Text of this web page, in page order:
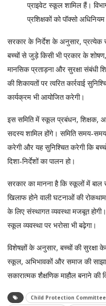
प्राइवेट स्कूल शामिल हैं।
प्रशिक्षकों को पॉक्सो
सरकार के निर्देश के अनुसार, प्रत्येक
बच्चों से जुड़े किसी भी प्रकार के
मानसिक प्रताड़ना और सुरक्षा संबंधी
की शिकायतों पर त्वरित कार्रवाई
कार्यक्रम भी आयोजित करेगी।
इस समिति में स्कूल प्रबंधन, शिक्षक,
सदस्य शामिल होंगे। समिति समय-समय
करेगी और यह सुनिश्चित करेगी कि
दिशा-निर्देशों का पालन हो।
सरकार का मानना है कि स्कूलों में
खिलाफ होने वाली घटनाओं की
के लिए संस्थागत व्यवस्था मजबूत
स्कूल व्यवस्था पर भरोसा भी बढ़ेगा।
विशेषज्ञों के अनुसार, बच्चों की सुरक्षा
स्कूल, अभिभावकों और समाज की
सकारात्मक शैक्षणिक माहौल बनाने की
Child Protection Committee